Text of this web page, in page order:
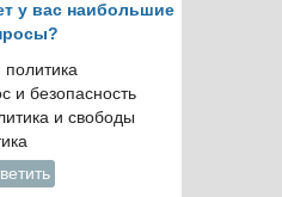
у вас наибольшие
политика
и безопасность
и свободы